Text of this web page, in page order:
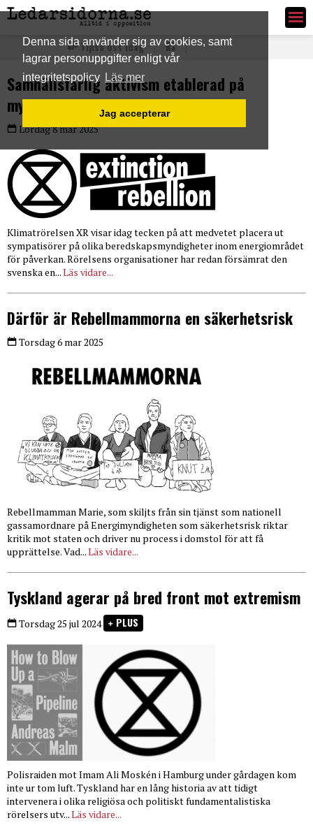
Denna sida använder sig av cookies, samt
lagrar personuppgifter enligt vår
integritetspolicy Läs mer
Jag accepterar
Ledarsidorna.se
Tipsa oss idag
Samhällsfarlig aktivism etablerad på
myndigheter
Lördag 8 mar 2025
Klimatrörelsen XR visar idag tecken på att medvetet placera ut
sympatisörer på olika beredskapsmyndigheter inom energiområdet
för påverkan. Rörelsens organisationer har redan försämrat den
svenska en...Läs vidare...
Därför är Rebellmammorna en säkerhetsrisk
Torsdag 6 mar 2025
Rebellmamman Marie, som skiljts från sin tjänst som nationell
gassamordnare på Energimyndigheten som säkerhetsrisk riktar
kritik mot staten och driver nu process i domstol för att få
upprättelse. Vad...Läs vidare...
Tyskland agerar på bred front mot extremism
Torsdag 25 jul 2024 PLUS
Polisraiden mot Imam Ali Moskén i Hamburg under gårdagen kom
inte ur tom luft. Tyskland har en lång historia av att tidigt
intervenera i olika religiösa och politiskt fundamentalistiska
rörelsers utv...Läs vidare...